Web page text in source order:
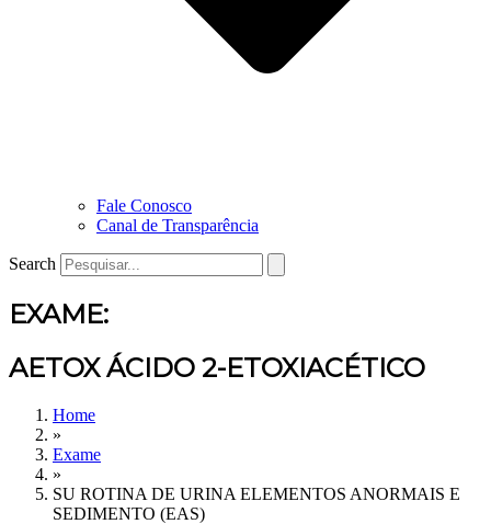
Fale Conosco
Canal de Transparência
Search
EXAME:
AETOX ÁCIDO 2-ETOXIACÉTICO
Home
»
Exame
»
SU ROTINA DE URINA ELEMENTOS ANORMAIS E
SEDIMENTO (EAS)